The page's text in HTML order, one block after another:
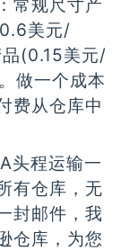
常规尺寸产
美元/
(0.15美元/
做一个成本
费从仓库中
头程运输一
有仓库，无
封邮件，我
仓库，为您